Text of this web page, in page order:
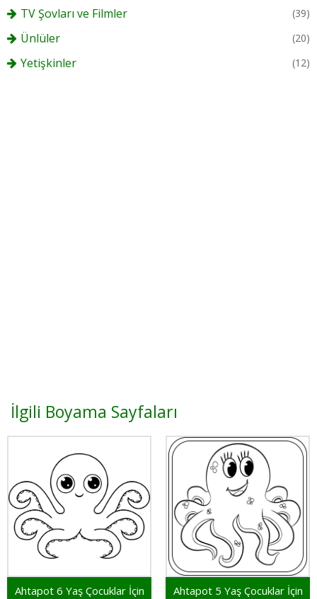
TV Şovları ve Filmler (39)
Ünlüler (20)
Yetişkinler (12)
İlgili Boyama Sayfaları
Ahtapot 6 Yaş Çocuklar İçin Ahtapot 5 Yaş Çocuklar İçin